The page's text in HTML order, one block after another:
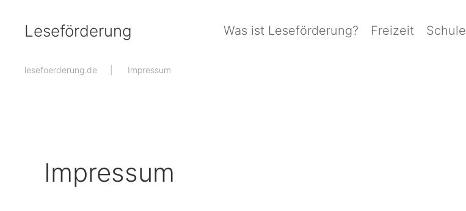
Zum Hauptinhalt springen
Leseförderung Was ist Leseförderung? Freizeit Schule
lesefoerderung.de Impressum
Impressum